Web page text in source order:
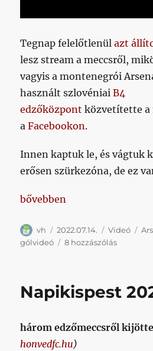
Tegnap felelőtlenülazt
lesz stream a meccsről,
vagyis a montenegrói
használt szlovéniaiB4
edzőközpont közvetítette a
aFacebookon.
Innen kaptuk le, és vágtuk
erősen szürkezóna, de ez
„Gólvideó az Arsenal Tivat
bővebben
Szerző
vh Közzétéve
2022.07.14. Kategória
Videó
gólvideó
8 hozzászólásGólvideó
elleni
Napikispest
három edzőmeccsről
honvedfc.hu)